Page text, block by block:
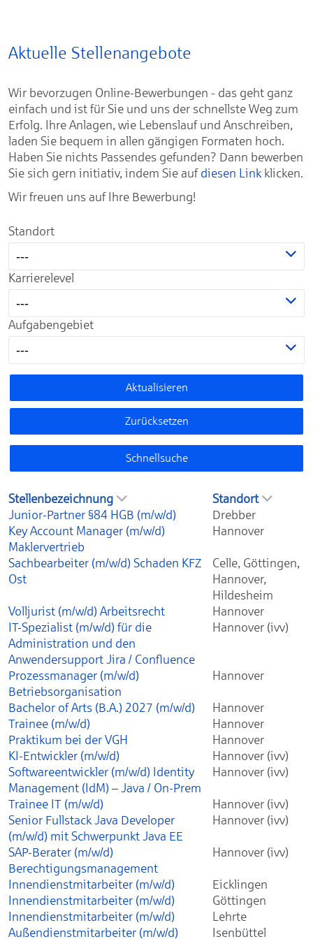
Aktuelle Stellenangebote
Wir bevorzugen Online-Bewerbungen - das geht ganz
einfach und ist für Sie und uns der schnellste Weg zum
Erfolg. Ihre Anlagen, wie Lebenslauf und Anschreiben,
laden Sie bequem in allen gängigen Formaten hoch.
Haben Sie nichts Passendes gefunden? Dann bewerben
Sie sich gern initiativ, indem Sie auf diesen Linkklicken.
Wir freuen uns auf Ihre Bewerbung!
Standort
---
Karrierelevel
---
Aufgabengebiet
---
Aktualisieren
Zurücksetzen
Schnellsuche
Stellenbezeichnung
Standort
Junior-Partner §84 HGB (m/w/d)
Drebber
Key Account Manager (m/w/d)
Maklervertrieb
Hannover
Sachbearbeiter (m/w/d) Schaden KFZ
Ost
Celle, Göttingen,
Hannover,
Hildesheim
Volljurist (m/w/d) Arbeitsrecht
Hannover
IT-Spezialist (m/w/d) für die
Administration und den
Anwendersupport Jira / Confluence
Hannover (ivv)
Prozessmanager (m/w/d)
Betriebsorganisation
Hannover
Bachelor of Arts (B.A.) 2027 (m/w/d)
Hannover
Trainee (m/w/d)
Hannover
Praktikum bei der VGH
Hannover
KI-Entwickler (m/w/d)
Hannover (ivv)
Softwareentwickler (m/w/d) Identity
Management (IdM) – Java / On-Prem
Hannover (ivv)
Trainee IT (m/w/d)
Hannover (ivv)
Senior Fullstack Java Developer
(m/w/d) mit Schwerpunkt Java EE
Hannover (ivv)
SAP-Berater (m/w/d)
Berechtigungsmanagement
Hannover (ivv)
Innendienstmitarbeiter (m/w/d)
Eicklingen
Innendienstmitarbeiter (m/w/d)
Göttingen
Innendienstmitarbeiter (m/w/d)
Lehrte
Außendienstmitarbeiter (m/w/d)
Isenbüttel